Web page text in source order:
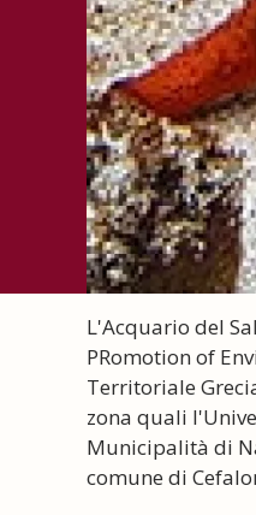
L'Acquario del
PRomotion of
Territoriale
zona quali
Municipalità di
comune di